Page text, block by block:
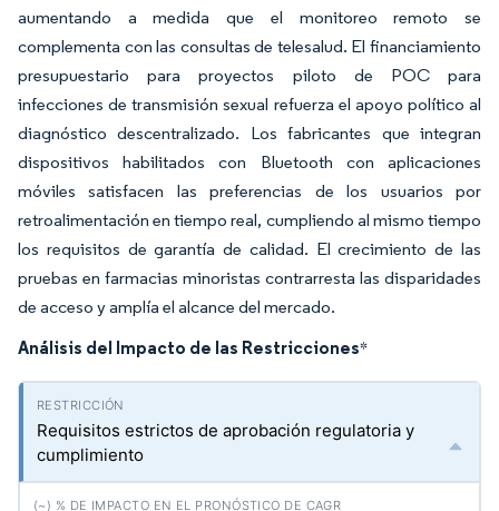
aumentando a medida que el monitoreo remoto se
complementa con las consultas de telesalud. El financiamiento
presupuestario para proyectos piloto de POC para
infecciones de transmisión sexual refuerza el apoyo político al
diagnóstico descentralizado. Los fabricantes que integran
dispositivos habilitados con Bluetooth con aplicaciones
móviles satisfacen las preferencias de los usuarios por
retroalimentación en tiempo real, cumpliendo al mismo tiempo
los requisitos de garantía de calidad. El crecimiento de las
pruebas en farmacias minoristas contrarresta las disparidades
de acceso y amplía el alcance del mercado.
Análisis del Impacto de las Restricciones*
Requisitos estrictos de aprobación regulatoria y
cumplimiento